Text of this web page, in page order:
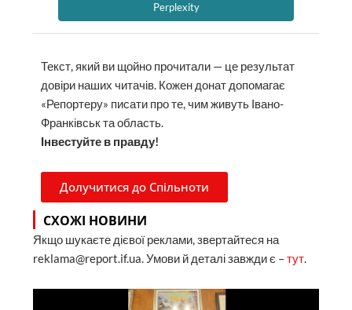
Perplexity
Текст, який ви щойно прочитали — це результат
довіри наших читачів. Кожен донат допомагає
«Репортеру» писати про те, чим живуть Івано-
Франківськ та область.
Інвестуйте в правду!
Долучитися до Спільноти
СХОЖІ НОВИНИ
Якщо шукаєте дієвої реклами, звертайтеся на
reklama@report.if.ua. Умови й деталі завжди є –тут.